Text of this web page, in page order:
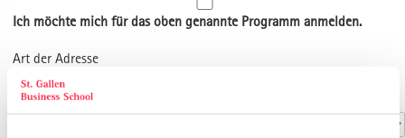
Ich möchte mich für das oben genannte Programm anmelden.
Art der Adresse
Kontaktdaten
Anrede*